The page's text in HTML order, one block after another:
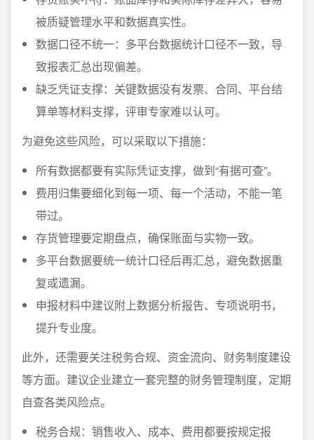
被质疑管理水平和数据真实性。
数据口径不统一：多平台数据统计口径不一致，导
致报表汇总出现偏差。
缺乏凭证支撑：关键数据没有发票、合同、平台结
算单等材料支撑，评审专家难以认可。
为避免这些风险，可以采取以下措施：
所有数据都要有实际凭证支撑，做到“有据可查”。
费用归集要细化到每一项、每一个活动，不能一笔
带过。
存货管理要定期盘点，确保账面与实物一致。
多平台数据要统一统计口径后再汇总，避免数据重
复或遗漏。
申报材料中建议附上数据分析报告、专项说明书，
提升专业度。
此外，还需要关注税务合规、资金流向、财务制度建设
等方面。建议企业建立一套完整的财务管理制度，定期
自查各类风险点。
税务合规：销售收入、成本、费用都要按规定报